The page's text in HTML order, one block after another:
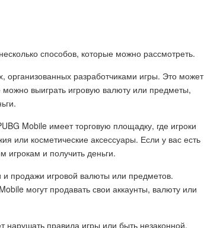
способов, которые можно рассмотреть.
организованных разработчиками игры. Это может
выиграть игровую валюту или предметы,
Mobile имеет торговую площадку, где игроки
или косметические аксессуары. Если у вас есть
и получить деньги.
продажи игровой валюты или предметов.
могут продавать свои аккаунты, валюту или
нарушать правила игры или быть незаконной,